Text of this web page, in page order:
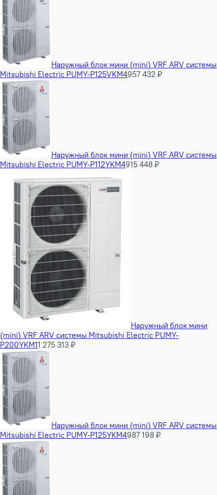
Наружный блок мини (mini) VRF ARV системы
Mitsubishi Electric PUMY-P125VKM4957 432 ₽
Наружный блок мини (mini) VRF ARV системы
Mitsubishi Electric PUMY-P112YKM4915 448 ₽
Наружный блок мини
(mini) VRF ARV системы Mitsubishi Electric PUMY-
P200YKM11 275 313 ₽
Наружный блок мини (mini) VRF ARV системы
Mitsubishi Electric PUMY-P125YKM4987 198 ₽